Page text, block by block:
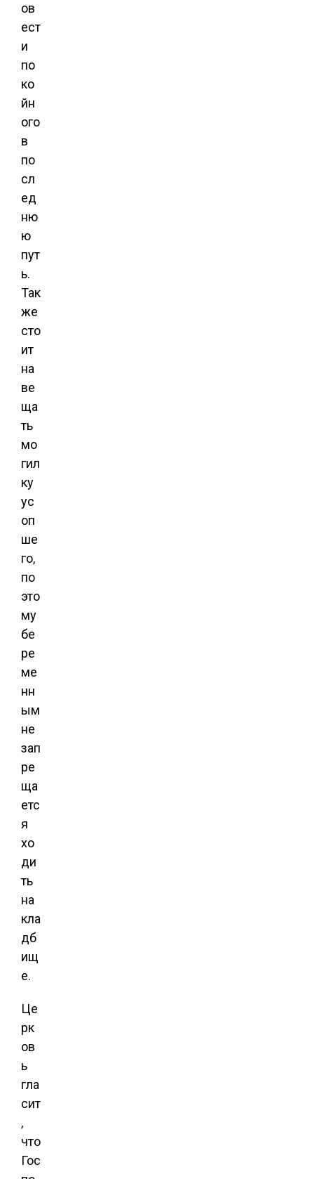
ов
ест
и
по
ко
йн
ого
в
по
сл
ед
ню
ю
пут
ь.
Так
же
сто
ит
на
ве
ща
ть
мо
гил
ку
ус
оп
ше
го,
по
это
му
бе
ре
ме
нн
ым
не
зап
ре
ща
етс
я
хо
ди
ть
на
кла
дб
ищ
е.
Це
рк
ов
ь
гла
сит
,
что
Гос